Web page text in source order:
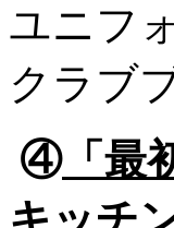
ユニフ
クラブ
④「最